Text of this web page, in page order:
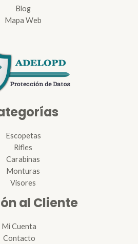
Blog
Mapa Web
Escopetas
Rifles
Carabinas
Monturas
Visores
al Cliente
Mi Cuenta
Contacto